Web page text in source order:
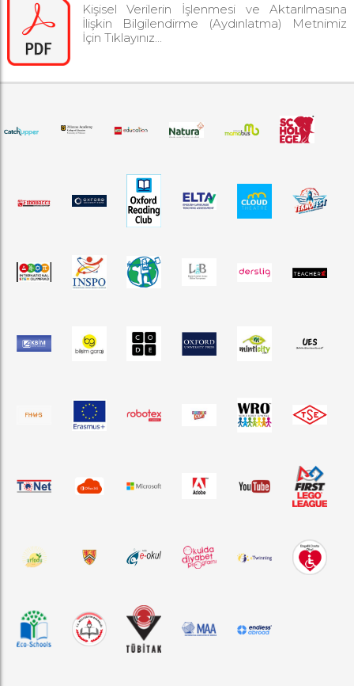
Kişisel Verilerin İşlenmesi ve Aktarılmasına
İlişkin Bilgilendirme (Aydınlatma) Metnimiz
İçin Tıklayınız...